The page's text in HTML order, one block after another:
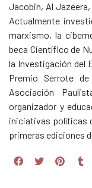
Jacobin, Al Jazeera,
Actualmente
marxismo, la
beca Científico de
la Investigación del
Premio Serrote
Asociación
organizador y
iniciativas políticas
primeras ediciones